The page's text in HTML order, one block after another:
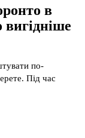
в
вигідніше
по-
Під час